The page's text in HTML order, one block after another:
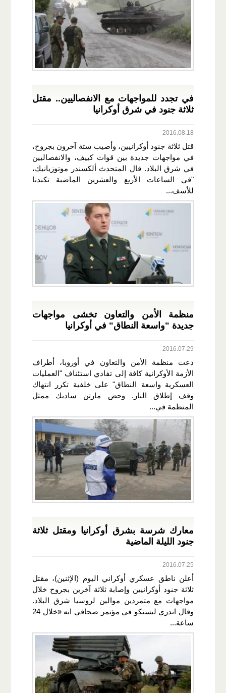
في تجدد للمواجهات مع الانفصاليين.. مقتل
ثلاثة جنود في شرق أوكرانيا
2016.08.18
قتل ثلاثة جنود أوكرانيين، وأصيب ستة آخرون بجروح،
في مواجهات جديدة بين قوات كييف، والانفصاليين
في شرق البلاد. قال المتحدث ألكسندر موتوزيانيك،
"في الساعات الأربع والعشرين الماضية تكبدنا
للأسف...
منظمة الأمن والتعاون تخشى مواجهات
جديدة "واسعة النطاق" في أوكرانيا
2016.07.29
دعت منظمة الأمن والتعاون في أوروبا، أطراف
الأزمة الأوكرانية كافة إلى تفادي استئناف "العمليات
العسكرية واسعة النطاق" على خلفية تكرر انتهاك
وقف إطلاق النار. وحض مارتن ساديك ممثل
المنظمة في...
معارك شرسة بشرق أوكرانيا ومقتل ثلاثة
جنود الليلة الماضية
2016.07.25
أعلن ناطق عسكري أوكراني اليوم (الإثنين)، مقتل
ثلاثة جنود أوكرانيين وإصابة ثلاثة آخرين بجروح خلال
مواجهات مع متمردين موالين لروسيا شرق البلاد.
وقال اندري ليسنكو في مؤتمر صحافي انه «خلال 24
ساعة...